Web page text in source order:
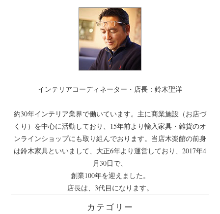
インテリアコーディネーター・店長：鈴木聖洋
約30年インテリア業界で働いています。主に商業施設（お店づ
くり）を中心に活動しており、15年前より輸入家具・雑貨のオ
ンラインショップにも取り組んでおります。当店木楽館の前身
は鈴木家具といいまして、大正6年より運営しており、2017年4
月30日で、
創業100年を迎えました。
店長は、3代目になります。
カテゴリー